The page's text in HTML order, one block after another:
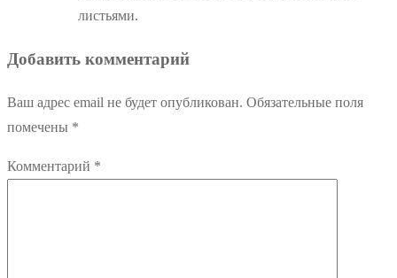
листьями.
Добавить комментарий
Ваш адрес email не будет опубликован. Обязательные поля
помечены *
Комментарий *